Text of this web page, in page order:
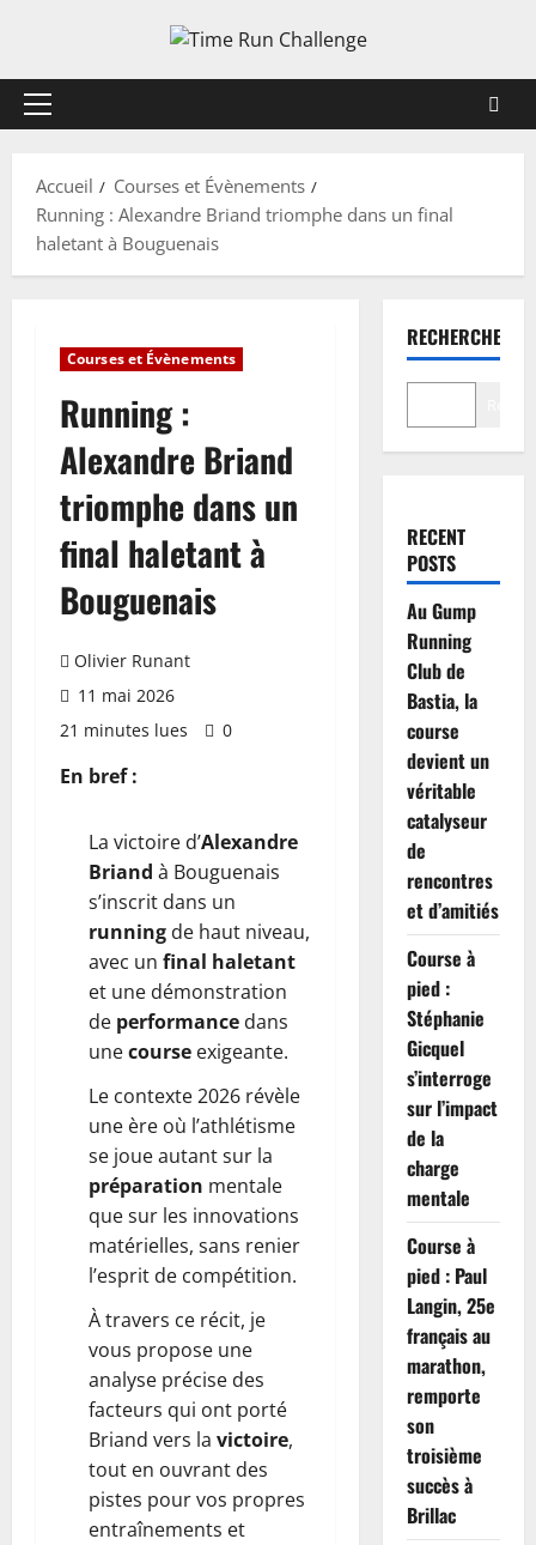
contenu
Menu
Accueil
Courses et Évènements
Running : Alexandre Briand triomphe dans un final
haletant à Bouguenais
Courses et Évènements
Running :
Alexandre Briand
triomphe dans un
final haletant à
Bouguenais
Olivier Runant
11 mai 2026
21 minutes lues
0
En bref :
La victoire d’Alexandre
Briand à Bouguenais
s’inscrit dans un
running de haut niveau,
avec un final haletant
et une démonstration
de performance dans
unecourse exigeante.
Le contexte 2026 révèle
une ère où l’athlétisme
se joue autant sur la
préparation mentale
que sur les innovations
matérielles, sans renier
l’esprit de compétition.
À travers ce récit, je
vous propose une
analyse précise des
facteurs qui ont porté
Briand vers la victoire,
tout en ouvrant des
pistes pour vos propres
entraînements et
RECHERCHER
RECENT
POSTS
Au Gump
Running
Club de
Bastia, la
course
devient un
véritable
catalyseur
de
rencontres
et d’amitiés
Course à
pied :
Stéphanie
Gicquel
s’interroge
sur l’impact
de la
charge
mentale
Course à
pied : Paul
Langin, 25e
français au
marathon,
remporte
son
troisième
succès à
Brillac